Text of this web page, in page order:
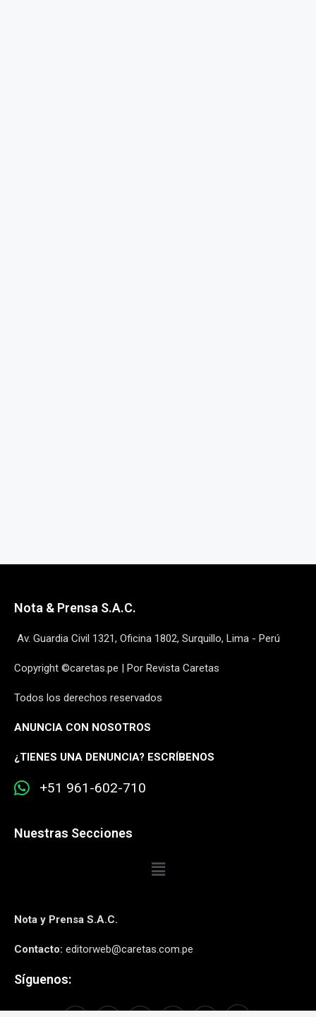
Nota & Prensa S.A.C.
Av. Guardia Civil 1321, Oficina 1802, Surquillo, Lima - Perú
Copyright ©caretas.pe | Por Revista Caretas
Todos los derechos reservados
ANUNCIA CON NOSOTROS
¿TIENES UNA DENUNCIA? ESCRÍBENOS
+51 961-602-710
Nuestras Secciones
Nota y Prensa S.A.C.
Contacto: editorweb@caretas.com.pe
Síguenos: